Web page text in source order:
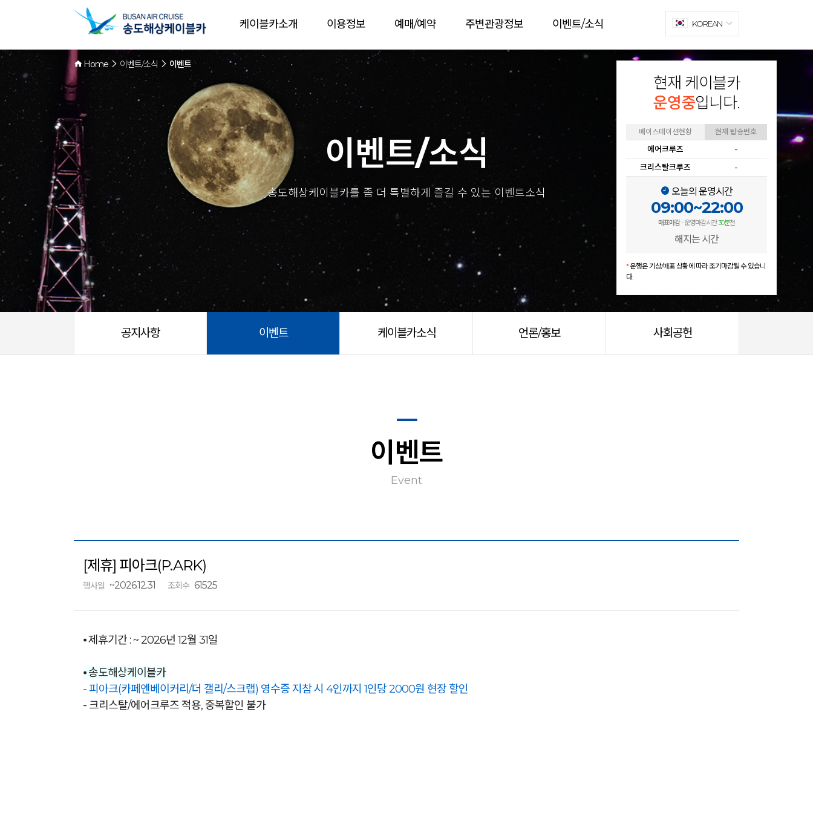
현재 케이블카
운영중입니다.
베이스테이션현황 현재 탑승번호
에어크루즈
-
크리스탈크루즈
-
오늘의 운영시간
09:00~22:00
매표마감- 운영마감시간30분전
해지는 시간
*운행은 기상/매표 상황에 따라 조기마감될 수 있습니
다.
케이블카소개 이용정보 예매/예약 주변관광정보 이벤트/소식 KOREAN
Home 이벤트/소식 이벤트
이벤트/소식
송도해상케이블카를 좀 더 특별하게 즐길 수 있는 이벤트소식
공지사항 이벤트 케이블카소식 언론/홍보 사회공헌
이벤트
Event
[제휴] 피아크(P.ARK)
행사일 ~2026.12.31 조회수 61525
⦁ 제휴기간 : ~ 2026년 12월 31일
⦁ 송도해상케이블카
- 피아크(카페엔베이커리/더 갤리/스크랩) 영수증 지참 시 4인까지 1인당 2000원 현장 할인
- 크리스탈/에어크루즈 적용, 중복할인 불가